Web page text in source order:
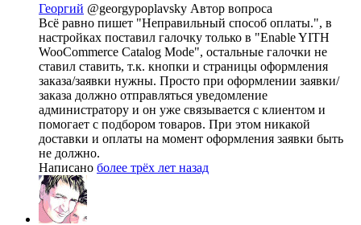
Георгий @georgypoplavsky Автор вопроса
Всё равно пишет "Неправильный способ оплаты.", в
настройках поставил галочку только в "Enable YITH
WooCommerce Catalog Mode", остальные галочки не
ставил ставить, т.к. кнопки и страницы оформления
заказа/заявки нужны. Просто при оформлении заявки/
заказа должно отправляться уведомление
администратору и он уже связывается с клиентом и
помогает с подбором товаров. При этом никакой
доставки и оплаты на момент оформления заявки быть
не должно.
Написано более трёх лет назад